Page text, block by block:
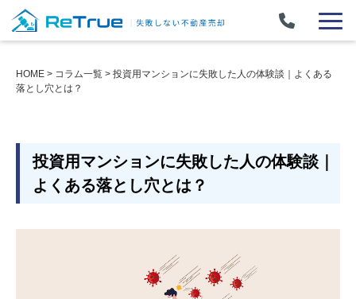
HOME > コラム一覧 > 投資用マンションに失敗した人の体験談｜よくある
落とし穴とは？
投資用マンションに失敗した人の体験談｜
よくある落とし穴とは？